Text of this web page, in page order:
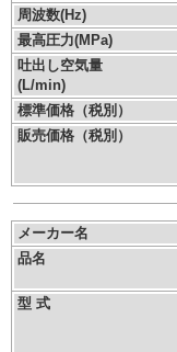
周波数(Hz)
最高圧力(MPa)
吐出し空気量
(L/min)
標準価格（税別）
販売価格（税別）
メーカー名
品名
型 式